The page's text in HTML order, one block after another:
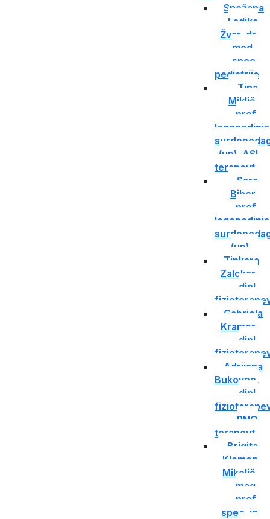
Snežana
Ladika
Žvar, dr.
med.,
spec.
pediatrije
Tina
Miklič,
prof.
logopedinja
(un), ASI
terapevt
Sara
Biber,
prof.
logopedinja
(un)
Tinkara
Zalokar,
dipl.
Gabriela
Kramer,
dipl.
Adrijana
Bukovec,
dipl.
RNO
terapevt
Brigita
Klemen
Mikolič,
mag.
prof.
spec. in